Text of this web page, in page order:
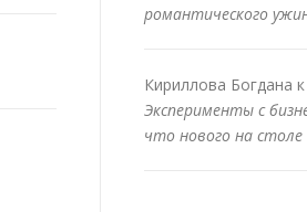
романтического
Кириллова Богдана
Эксперименты с
что нового на столе